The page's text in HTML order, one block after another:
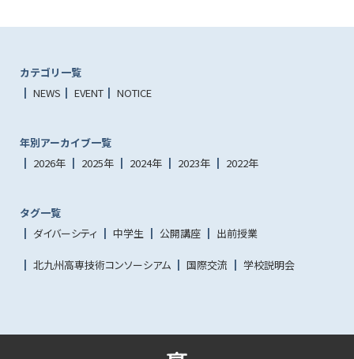
カテゴリ一覧
NEWS
EVENT NOTICE
年別アーカイブ一覧
2026年
2025年 2024年 2023年 2022年
タグ一覧
ダイバーシティ
中学生 公開講座 出前授業
北九州高専技術コンソーシアム 国際交流 学校説明会